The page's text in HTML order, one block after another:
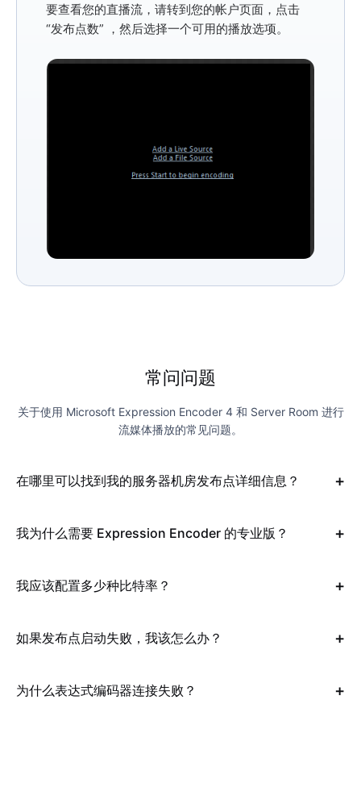
要查看您的直播流，请转到您的帐户页面，点击
“发布点数” ，然后选择一个可用的播放选项。
常问问题
关于使用 Microsoft Expression Encoder 4 和 Server Room 进行
流媒体播放的常见问题。
在哪里可以找到我的服务器机房发布点详细信息？
我为什么需要 Expression Encoder 的专业版？
我应该配置多少种比特率？
如果发布点启动失败，我该怎么办？
为什么表达式编码器连接失败？